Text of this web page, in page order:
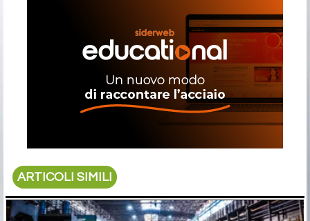
ARTICOLI SIMILI